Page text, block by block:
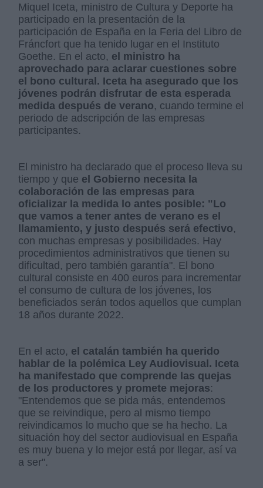
Miquel Iceta, ministro de Cultura y Deporte ha
participado en la presentación de la
participación de España en la Feria del Libro de
Fráncfort que ha tenido lugar en el Instituto
Goethe. En el acto, el ministro ha
aprovechado para aclarar cuestiones sobre
el bono cultural. Iceta ha asegurado que los
jóvenes podrán disfrutar de esta esperada
medida después de verano, cuando termine el
periodo de adscripción de las empresas
participantes.
El ministro ha declarado que el proceso lleva su
tiempo y que el Gobierno necesita la
colaboración de las empresas para
oficializar la medida lo antes posible: "Lo
que vamos a tener antes de verano es el
llamamiento, y justo después será efectivo,
con muchas empresas y posibilidades. Hay
procedimientos administrativos que tienen su
dificultad, pero también garantía". El bono
cultural consiste en 400 euros para incrementar
el consumo de cultura de los jóvenes, los
beneficiados serán todos aquellos que cumplan
18 años durante 2022.
En el acto, el catalán también ha querido
hablar de la polémica Ley Audiovisual. Iceta
ha manifestado que comprende las quejas
de los productores y promete mejoras:
"Entendemos que se pida más, entendemos
que se reivindique, pero al mismo tiempo
reivindicamos lo mucho que se ha hecho. La
situación hoy del sector audiovisual en España
es muy buena y lo mejor está por llegar, así va
a ser".